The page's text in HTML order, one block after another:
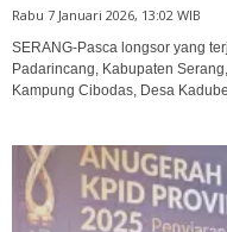
Rabu 7 Januari 2026, 13:02 WIB
SERANG-Pasca longsor yang
Padarincang, Kabupaten
Kampung Cibodas, Desa